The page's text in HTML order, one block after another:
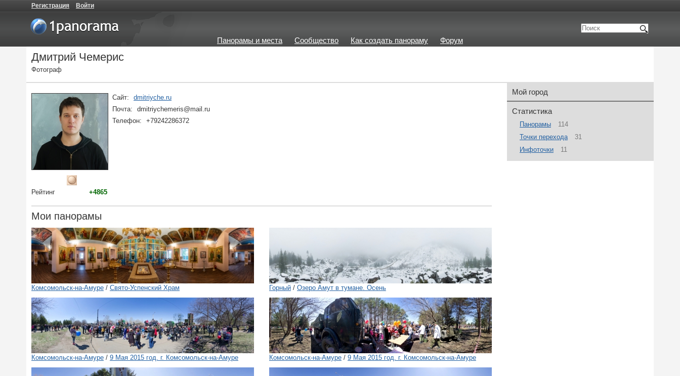
Регистрация Войти
Панорамы и места Сообщество Как создать панораму Форум
Дмитрий Чемерис
Фотограф
Рейтинг +4865
Сайт:
dmitriyche.ru
Почта:
dmitriychemeris@mail.ru
Телефон:
+79242286372
Мои панорамы
Комсомольск-на-Амуре / Свято-Успенский Храм Горный / Озеро Амут в тумане. Осень
Комсомольск-на-Амуре / 9 Мая 2015 год. г. Комсомольск-на-Амуре Комсомольск-на-Амуре / 9 Мая 2015 год. г. Комсомольск-на-Амуре
Мой город
Статистика
Панорамы
114
Точки перехода
31
Инфоточки
11